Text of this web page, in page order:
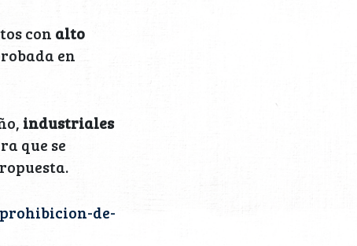
con alto
en
industriales
que se
de-